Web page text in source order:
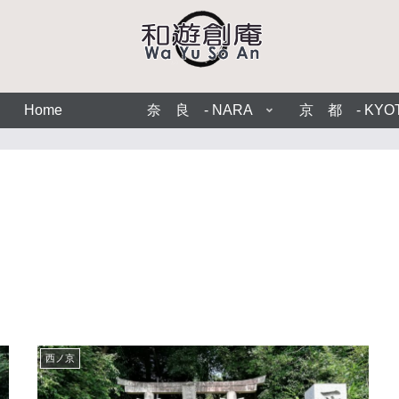
Home 奈 良 - NARA 京 都 -
西ノ京